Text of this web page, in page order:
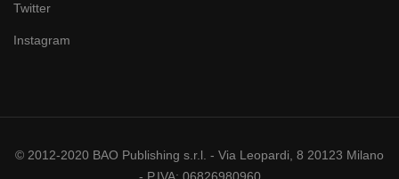
Twitter
Instagram
© 2012-2020 BAO Publishing s.r.l. - Via Leopardi, 8 20123 Milano